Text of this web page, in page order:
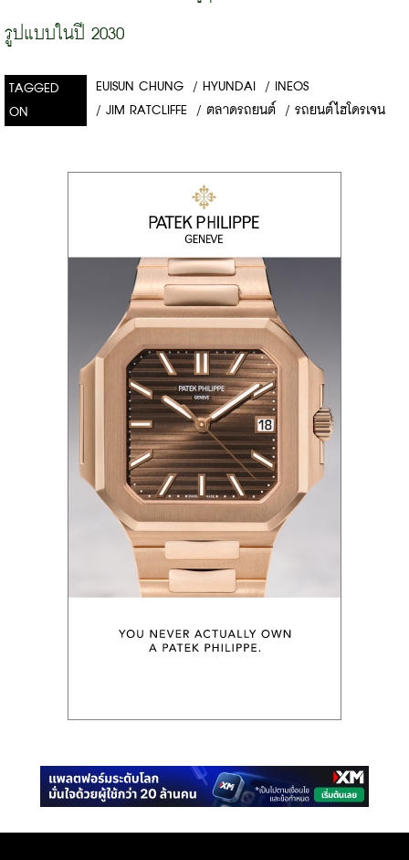
รูปแบบในปี 2030
TAGGED
ON
EUISUN CHUNG / HYUNDAI /
INEOS
/ JIM RATCLIFFE / ตลาดรถยนต์ / รถยนต์ไฮโดรเจน